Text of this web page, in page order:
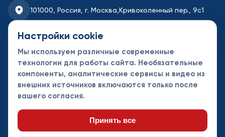
101000, Россия, г. Москва, Кривоколенный пер., 9с1
fhmoscow@mail.ru
8-495-621-35-95
Новости
Турниры
Контакты
партнеры
Настройки cookie
Мы используем различные современные
технологии для работы сайта. Необязательные
компоненты, аналитические сервисы и видео из
внешних источников включаются только после
вашего согласия.
Принять все